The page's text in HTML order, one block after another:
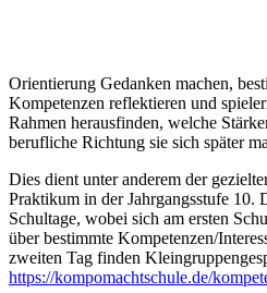
Orientierung Gedanken machen,
Kompetenzen reflektieren und
Rahmen herausfinden, welche
berufliche Richtung sie sich später
Dies dient unter anderem der
Praktikum in der Jahrgangsstufe 10.
Schultage, wobei sich am ersten
über bestimmte Kompetenzen/
zweiten Tag finden
https://kompomachtschule.de/